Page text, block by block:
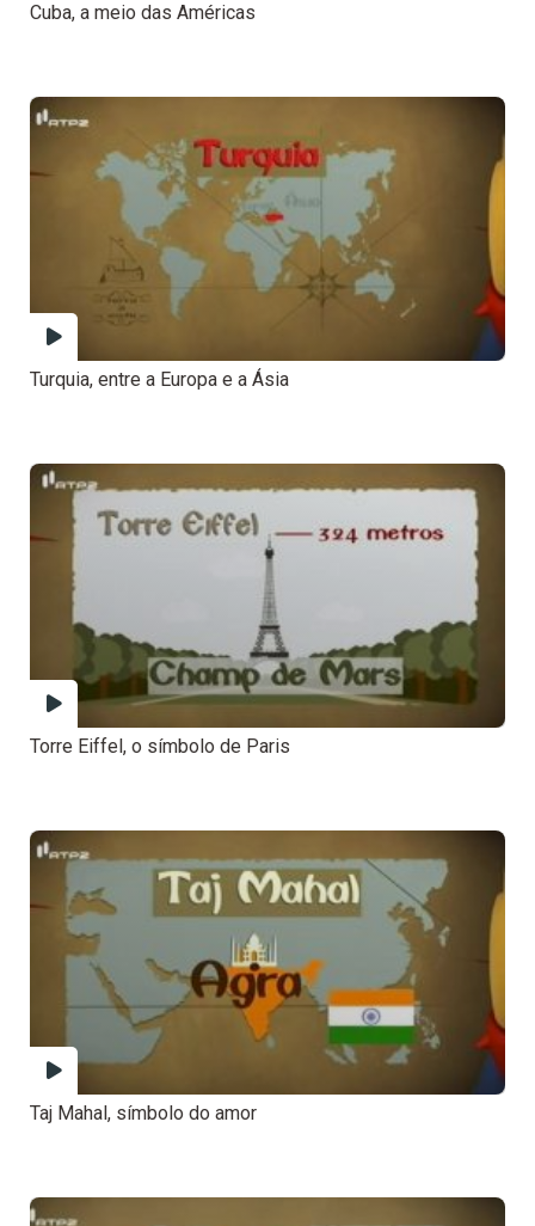
Cuba, a meio das Américas
Turquia, entre a Europa e a Ásia
Torre Eiffel, o símbolo de Paris
Taj Mahal, símbolo do amor